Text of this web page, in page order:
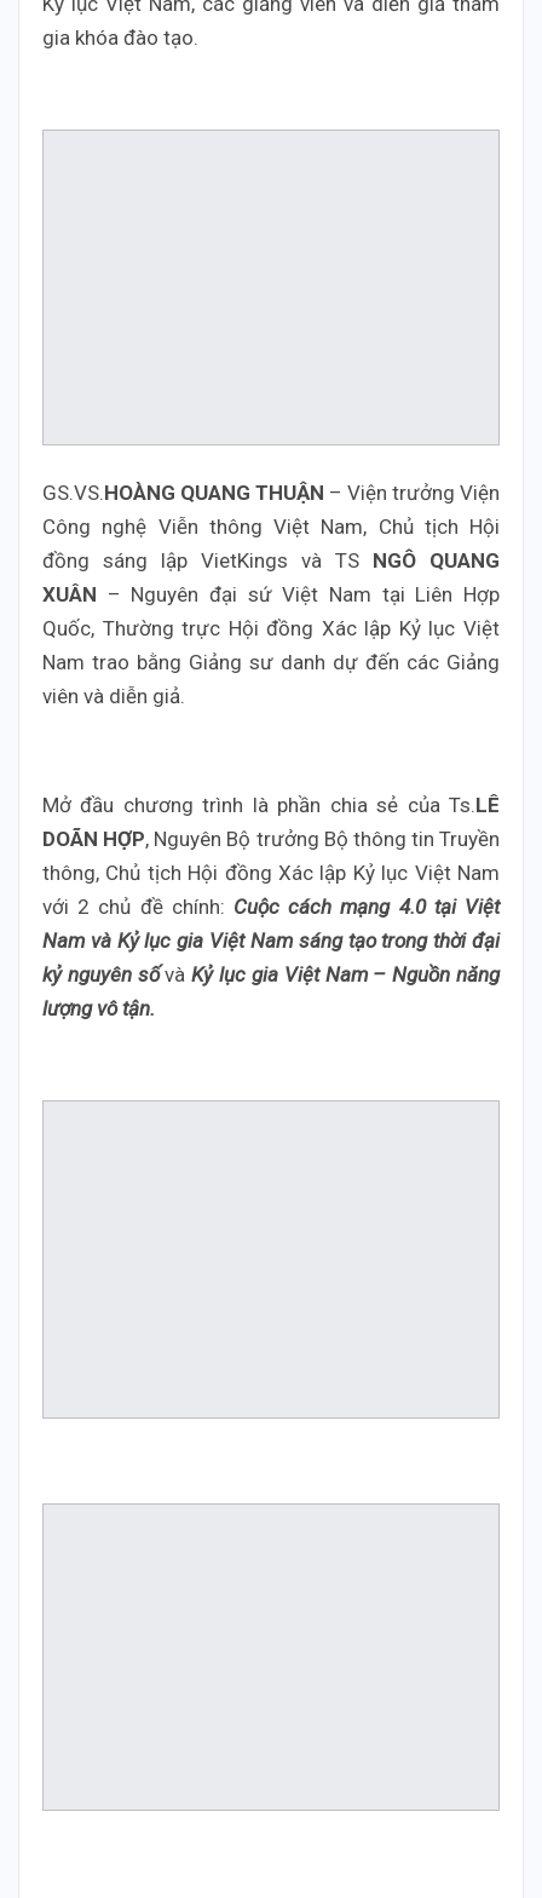
gia khóa đào tạo.
GS.VS.HOÀNG QUANG THUẬN – Viện trưởng Viện
Công nghệ Viễn thông Việt Nam, Chủ tịch Hội
đồng sáng lập VietKings và TS NGÔ QUANG
XUÂN – Nguyên đại sứ Việt Nam tại Liên Hợp
Quốc, Thường trực Hội đồng Xác lập Kỷ lục Việt
Nam trao bằng Giảng sư danh dự đến các Giảng
viên và diễn giả.
Mở đầu chương trình là phần chia sẻ của Ts.LÊ
DOÃN HỢP, Nguyên Bộ trưởng Bộ thông tin Truyền
thông, Chủ tịch Hội đồng Xác lập Kỷ lục Việt Nam
với 2 chủ đề chính: Cuộc cách mạng 4.0 tại Việt
Nam và Kỷ lục gia Việt Nam sáng tạo trong thời đại
kỷ nguyên sốvà Kỷ lục gia Việt Nam – Nguồn năng
lượng vô tận.